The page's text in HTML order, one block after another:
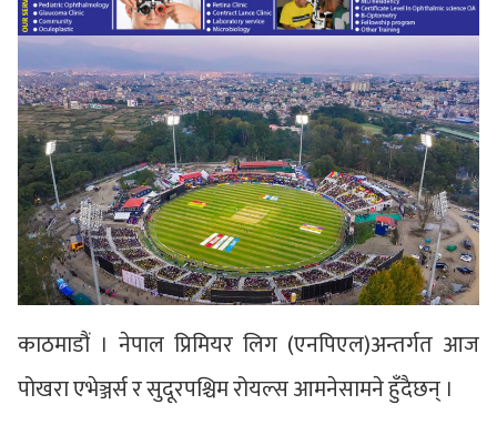
काठमाडौं । नेपाल प्रिमियर लिग (एनपिएल)अन्तर्गत आज
पोखरा एभेञ्जर्स र सुदूरपश्चिम रोयल्स आमनेसामने हुँदैछन् ।